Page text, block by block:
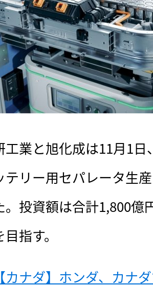
業と旭化成は11月1日
テリー用セパレータ生
。投資額は合計1,800億
指す。
【カナダ】ホンダ、カナ